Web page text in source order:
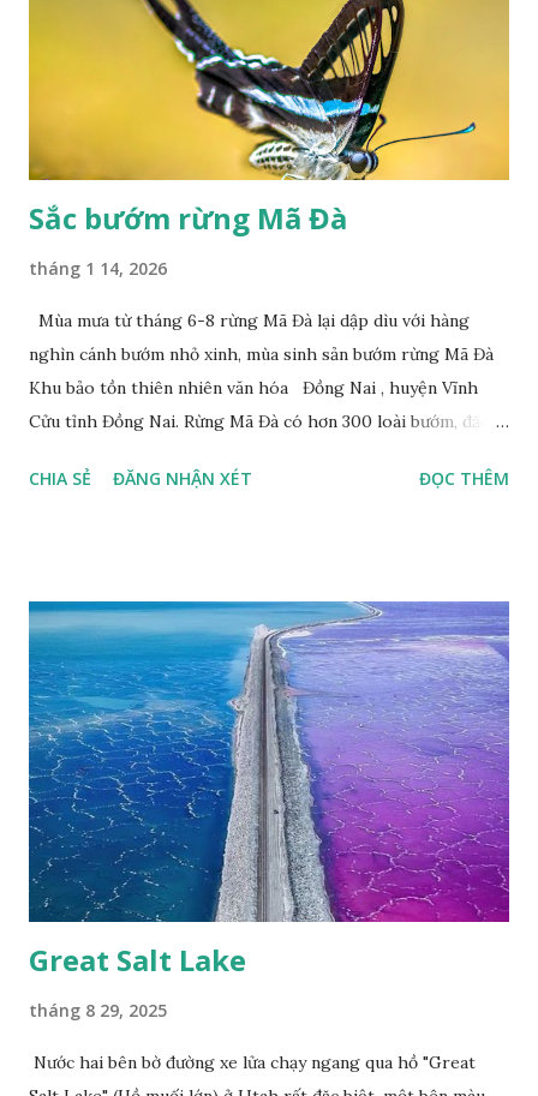
Sắc bướm rừng Mã Đà
tháng 1 14, 2026
Mùa mưa từ tháng 6-8 rừng Mã Đà lại dập dìu với hàng
nghìn cánh bướm nhỏ xinh, mùa sinh sản bướm rừng Mã Đà
Khu bảo tồn thiên nhiên văn hóa Đồng Nai , huyện Vĩnh
Cửu tỉnh Đồng Nai. Rừng Mã Đà có hơn 300 loài bướm, đặc
đuôi trắng (Lamproptera curius) đặc trưng là cái đuôi dài
Happy Việt Nam 2024 Vietnam.vn
CHIA SẺ ĐĂNG NHẬN XÉT ĐỌC THÊM
Great Salt Lake
tháng 8 29, 2025
Nước hai bên bờ đường xe lửa chạy ngang qua hồ "Great